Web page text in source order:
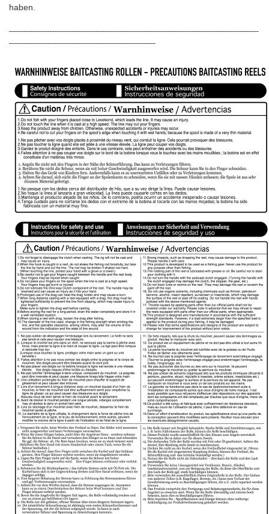
haben.
--------------------------------------------------------------------------------------------------------
-------------------------------------------------------------